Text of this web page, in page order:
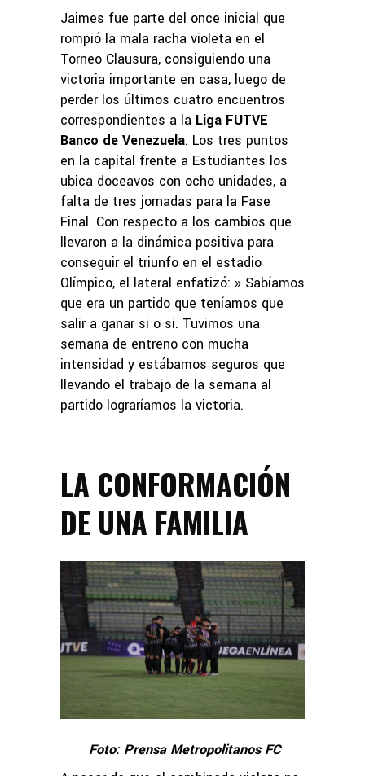
Jaimes fue parte del once inicial que
rompió la mala racha violeta en el
Torneo Clausura, consiguiendo una
victoria importante en casa, luego de
perder los últimos cuatro encuentros
correspondientes a la Liga FUTVE
Banco de Venezuela. Los tres puntos
en la capital frente a Estudiantes los
ubica doceavos con ocho unidades, a
falta de tres jornadas para la Fase
Final. Con respecto a los cambios que
llevaron a la dinámica positiva para
conseguir el triunfo en el estadio
Olímpico, el lateral enfatizó: » Sabíamos
que era un partido que teníamos que
salir a ganar si o si. Tuvimos una
semana de entreno con mucha
intensidad y estábamos seguros que
llevando el trabajo de la semana al
partido lograríamos la victoria.
LA CONFORMACIÓN
DE UNA FAMILIA
Foto: Prensa Metropolitanos FC